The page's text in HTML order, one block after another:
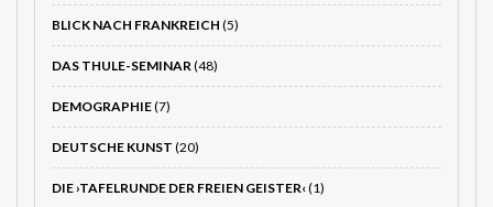
BLICK NACH FRANKREICH (5)
DAS THULE-SEMINAR (48)
DEMOGRAPHIE(7)
DEUTSCHE KUNST (20)
DIE ›TAFELRUNDE DER FREIEN GEISTER‹(1)